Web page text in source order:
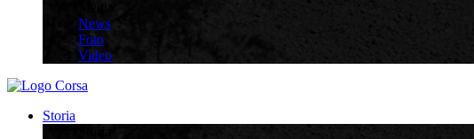
News
Foto
Video
Storia